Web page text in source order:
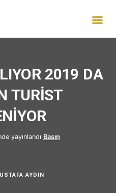
2019 DA
TURİST
yayınlandı Basın
AYDIN